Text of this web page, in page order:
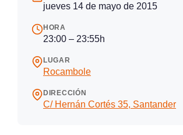
jueves 14 de mayo de 2015
HORA
23:00 – 23:55h
LUGAR
Rocambole
DIRECCIÓN
C/ Hernán Cortés 35, Santander